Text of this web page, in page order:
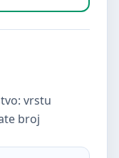
vrstu
broj